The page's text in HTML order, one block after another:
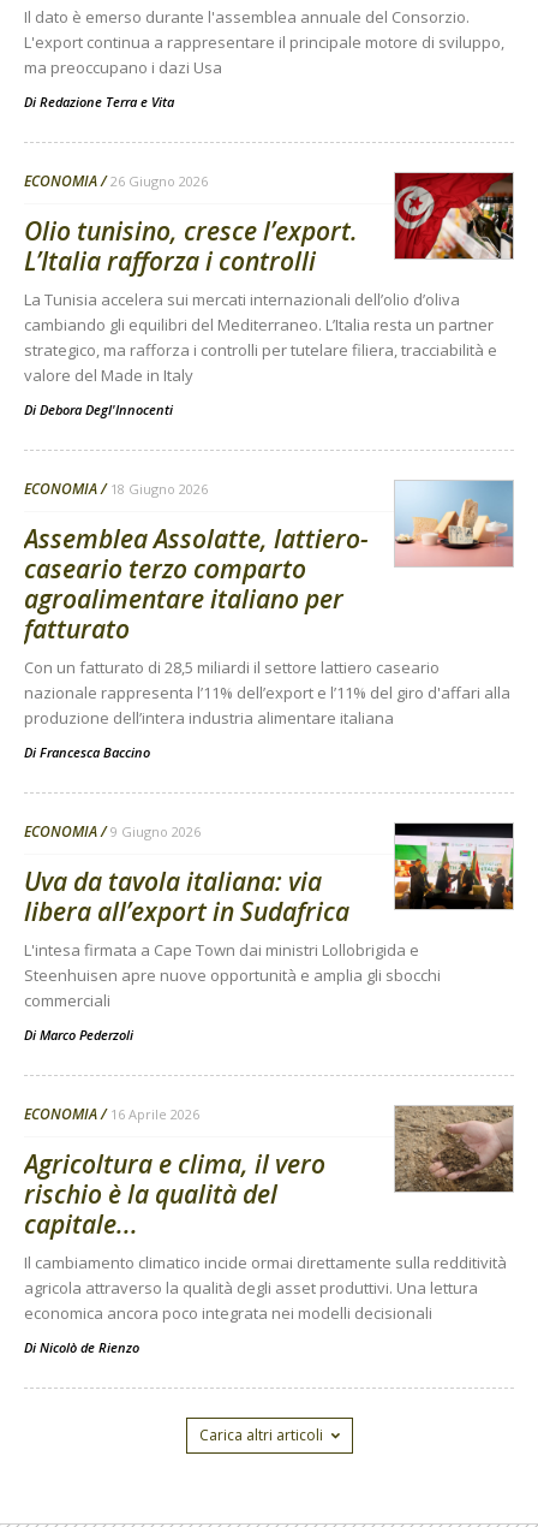
Il dato è emerso durante l'assemblea annuale del Consorzio.
L'export continua a rappresentare il principale motore di sviluppo,
ma preoccupano i dazi Usa
Di Redazione Terra e Vita
ECONOMIA 26 Giugno 2026
Olio tunisino, cresce l’export.
L’Italia rafforza i controlli
La Tunisia accelera sui mercati internazionali dell’olio d’oliva
cambiando gli equilibri del Mediterraneo. L’Italia resta un partner
strategico, ma rafforza i controlli per tutelare filiera, tracciabilità e
valore del Made in Italy
Di Debora Degl'Innocenti
ECONOMIA 18 Giugno 2026
Assemblea Assolatte, lattiero-
caseario terzo comparto
agroalimentare italiano per
fatturato
Con un fatturato di 28,5 miliardi il settore lattiero caseario
nazionale rappresenta l’11% dell’export e l’11% del giro d'affari alla
produzione dell’intera industria alimentare italiana
Di Francesca Baccino
ECONOMIA 9 Giugno 2026
Uva da tavola italiana: via
libera all’export in Sudafrica
L'intesa firmata a Cape Town dai ministri Lollobrigida e
Steenhuisen apre nuove opportunità e amplia gli sbocchi
commerciali
Di Marco Pederzoli
ECONOMIA 16 Aprile 2026
Agricoltura e clima, il vero
rischio è la qualità del
capitale...
Il cambiamento climatico incide ormai direttamente sulla redditività
agricola attraverso la qualità degli asset produttivi. Una lettura
economica ancora poco integrata nei modelli decisionali
Di Nicolò de Rienzo
Carica altri articoli